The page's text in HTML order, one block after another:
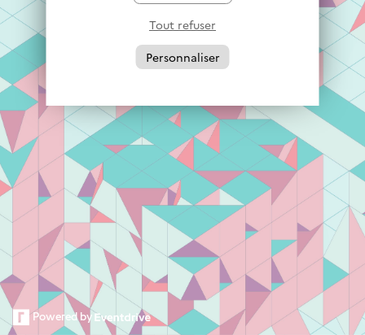
Powered by
Tout refuser
Personnaliser